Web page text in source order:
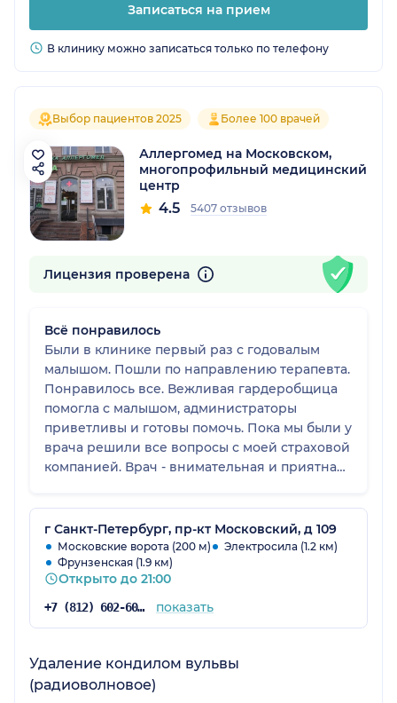
Записаться на прием
В клинику можно записаться только по телефону
Выбор пациентов 2025 Более 100 врачей
Аллергомед на Московском,
многопрофильный медицинский
центр
4.5 5407 отзывов
Лицензия проверена
Всё понравилось
Были в клинике первый раз с годовалым
малышом. Пошли по направлению терапевта.
Понравилось все. Вежливая гардеробщица
помогла с малышом, администраторы
приветливы и готовы помочь. Пока мы были у
врача решили все вопросы с моей страховой
компанией. Врач - внимательная и приятная.
г Санкт-Петербург, пр-кт Московский, д 109
Московские ворота (200 м)
Электросила (1.2 км)
Фрунзенская (1.9 км)
Открыто до 21:00
+7 (812) 602-60-33 показать
Удаление кондилом вульвы
(радиоволновое)